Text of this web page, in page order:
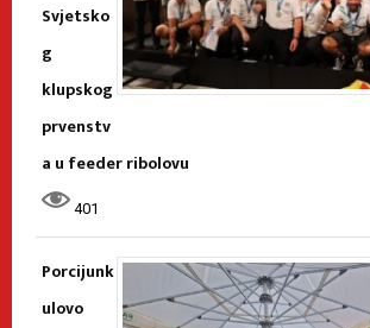
Svjetsko
g
klupskog
prvenstv
a u feeder ribolovu
401
Porcijunk
ulovo